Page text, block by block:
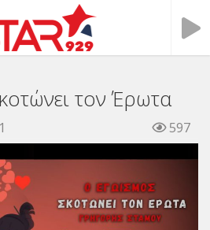
τον Έρωτα
597